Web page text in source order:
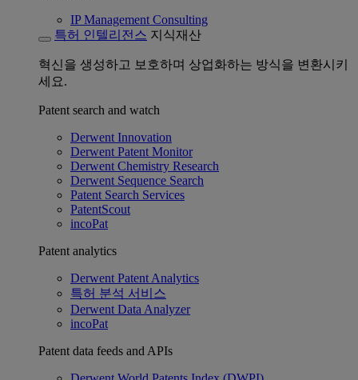
IP Management Consulting
특허 인텔리전스 지식재산
혁신을 생성하고 보호하며 상업화하는 방식을 변환시키
세요.
Patent search and watch
Derwent Innovation
Derwent Patent Monitor
Derwent Chemistry Research
Derwent Sequence Search
Patent Search Services
PatentScout
incoPat
Patent analytics
Derwent Patent Analytics
특허 분석 서비스
Derwent Data Analyzer
incoPat
Patent data feeds and APIs